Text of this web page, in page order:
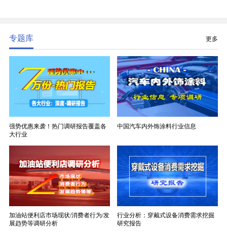
专题库 更多
强势优惠来袭！热门调研报告覆盖各
大行业
中国汽车内外饰涂料行业信息
加油站便利店市场现状/消费者行为/发
展趋势等调研分析
行业分析：穿戴式设备消费需求挖掘
研究报告